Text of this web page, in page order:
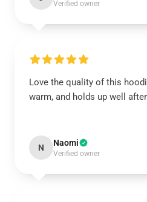
Verified owner
Love the quality of this
warm, and holds up well
N Naomi
Verified owner